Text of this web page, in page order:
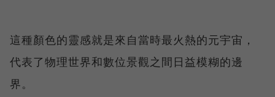
這種顏色的靈感就是來自當時最火熱的元宇宙，
代表了物理世界和數位景觀之間日益模糊的邊
界。